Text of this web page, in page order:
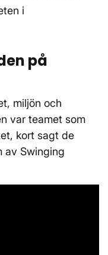
i
på
miljön och
var teamet som
kort sagt de
av Swinging